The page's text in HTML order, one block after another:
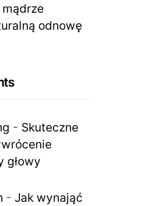
mądrze
odnowę
- Skuteczne
głowy
- Jak wynająć